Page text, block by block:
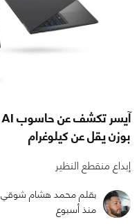
بوزن يقل عن كيلوغرام
إبداع منقطع النظير
بقلم محمد هشام شوقي
منذ أسبوع